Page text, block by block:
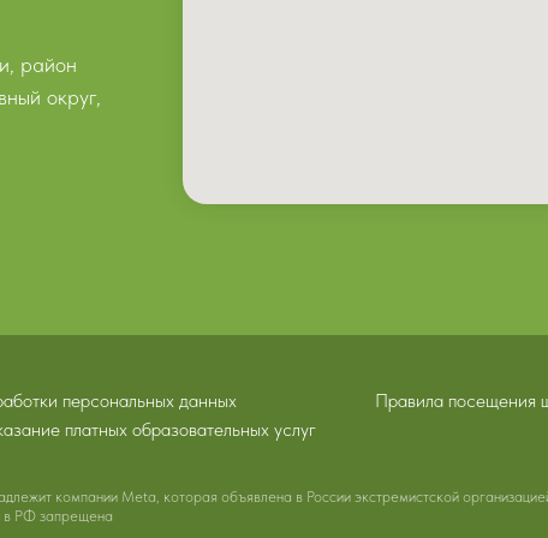
район
округ,
Правила посещения
персональных данных
платных образовательных услуг
компании Meta, которая объявлена в России экстремистской
в РФ запрещена